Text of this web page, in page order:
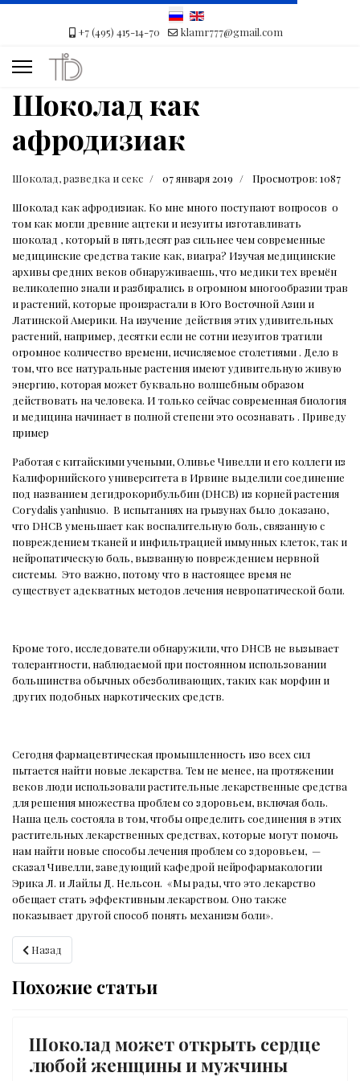
+7 (495) 415-14-70 klamr777@gmail.com
Шоколад как
афродизиак
Шоколад, разведка и секс 07 января 2019 Просмотров: 1087
Шоколад как афродизиак. Ко мне много поступают вопросов о
том как могли древние ацтеки и иезуиты изготавливать
шоколад , который в пятьдесят раз сильнее чем современные
медицинские средства такие как, виагра? Изучая медицинские
архивы средних веков обнаруживаешь, что медики тех времён
великолепно знали и разбирались в огромном многообразии трав
и растений, которые произрастали в Юго Восточной Азии и
Латинской Америки. На изучение действия этих удивительных
растений, например, десятки если не сотни иезуитов тратили
огромное количество времени, исчисляемое столетиями . Дело в
том, что все натуральные растения имеют удивительную живую
энергию, которая может буквально волшебным образом
действовать на человека. И только сейчас современная биология
и медицина начинает в полной степени это осознавать . Приведу
пример
Работая с китайскими учеными, Оливье Чивелли и его коллеги из
Калифорнийского университета в Ирвине выделили соединение
под названием дегидрокорибульбин (DHCB) из корней растения
Corydalis yanhusuo. В испытаниях на грызунах было доказано,
что DHCB уменьшает как воспалительную боль, связанную с
повреждением тканей и инфильтрацией иммунных клеток, так и
нейропатическую боль, вызванную повреждением нервной
системы. Это важно, потому что в настоящее время не
существует адекватных методов лечения невропатической боли.
Кроме того, исследователи обнаружили, что DHCB не вызывает
толерантности, наблюдаемой при постоянном использовании
большинства обычных обезболивающих, таких как морфин и
других подобных наркотических средств.
Сегодня фармацевтическая промышленность изо всех сил
пытается найти новые лекарства. Тем не менее, на протяжении
веков люди использовали растительные лекарственные средства
для решения множества проблем со здоровьем, включая боль.
Наша цель состояла в том, чтобы определить соединения в этих
растительных лекарственных средствах, которые могут помочь
нам найти новые способы лечения проблем со здоровьем, —
сказал Чивелли, заведующий кафедрой нейрофармакологии
Эрика Л. и Лайлы Д. Нельсон. «Мы рады, что это лекарство
обещает стать эффективным лекарством. Оно также
показывает другой способ понять механизм боли».
Предыдущий: Является ли тирамису мощным афродизиаком?
Назад
Похожие статьи
Шоколад может открыть сердце
любой женщины и мужчины